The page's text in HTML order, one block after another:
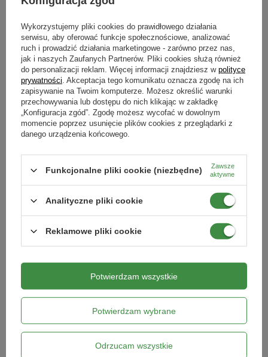
Amistar 250 SC środek zwalczający
choroby cebuli, kapusty i innych
roślin uprawnych 25 ml Target
DODAJ DO KOSZYKA
DOSTĘPNE WIDEO
Naturalny oprysk 2w1 - choroby i
szkodniki Vegano 3 x 1000 ml
DODAJ DO KOSZYKA
DOSTĘPNE WIDEO
Naturalny oprysk 2w1 - choroby i
szkodniki Vegano 2 x 1000 ml
BESTSELLER
DOSTĘPNE WIDEO
Naturalny oprysk 2w1 - choroby i
szkodniki Vegano 1000 ml
Wykorzystujemy pliki cookies do prawidłowego działania
serwisu, aby oferować funkcje społecznościowe, analizować
ruch i prowadzić działania marketingowe - zarówno przez nas,
jak i naszych Zaufanych Partnerów. Pliki cookies służą również
do personalizacji reklam. Więcej informacji znajdziesz w polityce
prywatności . Akceptacja tego komunikatu oznacza zgodę na ich
zapisywanie na Twoim komputerze. Możesz określić warunki
przechowywania lub dostępu do nich klikając w zakładkę
„Konfiguracja zgód”. Zgodę możesz wycofać w dowolnym
momencie poprzez usunięcie plików cookies z przeglądarki z
danego urządzenia końcowego.
Funkcjonalne pliki cookie (niezbędne)
Zawsze
aktywne
Analityczne pliki cookie
Reklamowe pliki cookie
Potwierdzam wybrane
Odrzucam wszystkie
Potwierdzam wszystkie